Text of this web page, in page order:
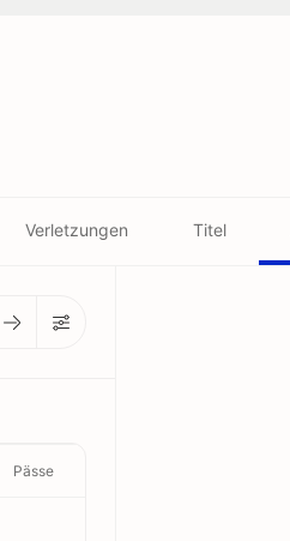
Verletzungen Titel
Pässe